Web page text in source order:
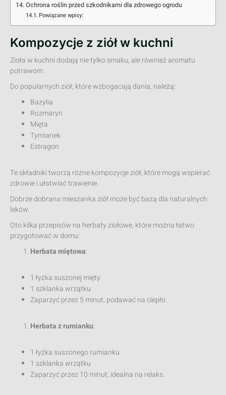
Ochrona roślin przed szkodnikami dla zdrowego ogrodu
Powiązane wpisy:
Kompozycje z ziół w kuchni
Zioła w kuchni dodają nie tylko smaku, ale również aromatu
potrawom.
Do popularnych ziół, które wzbogacają dania, należą:
Bazylia
Rozmaryn
Mięta
Tymianek
Estragon
Te składniki tworzą różne kompozycje ziół, które mogą wspierać
zdrowie i ułatwiać trawienie.
Dobrze dobrana mieszanka ziół może być bazą dla naturalnych
leków.
Oto kilka przepisów na herbaty ziołowe, które można łatwo
przygotować w domu:
Herbata miętowa:
1 łyżka suszonej mięty
1 szklanka wrzątku
Zaparzyć przez 5 minut, podawać na ciepło.
Herbata z rumianku:
1 łyżka suszonego rumianku
1 szklanka wrzątku
Zaparzyć przez 10 minut, idealna na relaks.